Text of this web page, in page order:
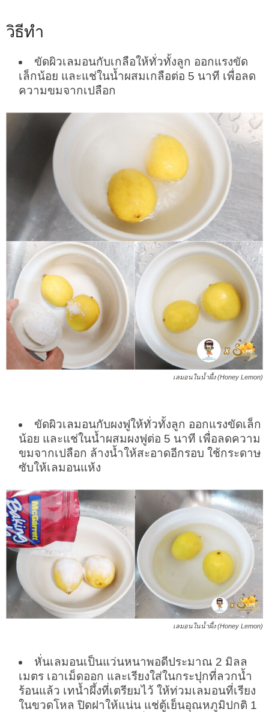
วิธีทำ
ขัดผิวเลมอนกับเกลือให้ทั่วทั้งลูก ออกแรงขัด
เล็กน้อย และแช่ในน้ำผสมเกลือต่อ 5 นาที เพื่อลด
ความขมจากเปลือก
เลมอนในน้ำผึ้ง (Honey Lemon)
ขัดผิวเลมอนกับผงฟูให้ทั่วทั้งลูก ออกแรงขัดเล็ก
น้อย และแช่ในน้ำผสมผงฟูต่อ 5 นาที เพื่อลดความ
ขมจากเปลือก ล้างน้ำให้สะอาดอีกรอบ ใช้กระดาษ
ซับให้เลมอนแห้ง
เลมอนในน้ำผึ้ง (Honey Lemon)
หั่นเลมอนเป็นแว่นหนาพอดีประมาณ 2 มิลล
เมตร เอาเม็ดออก และเรียงใส่ในกระปุกที่ลวกน้ำ
ร้อนแล้ว เทน้ำผึ้งที่เตรียมไว้ ให้ท่วมเลมอนที่เรียง
ในขวดโหล ปิดฝาให้แน่น แช่ตู้เย็นอุณหภูมิปกติ 1